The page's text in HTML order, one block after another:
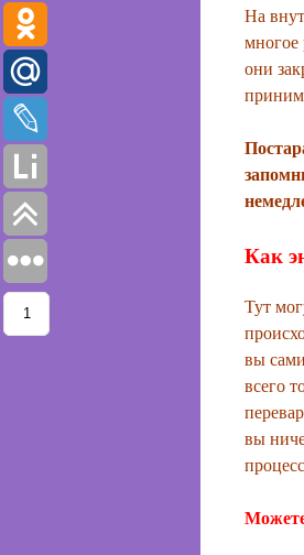
На
многое
они
Как
Тут
вы
всего
вы
1
1